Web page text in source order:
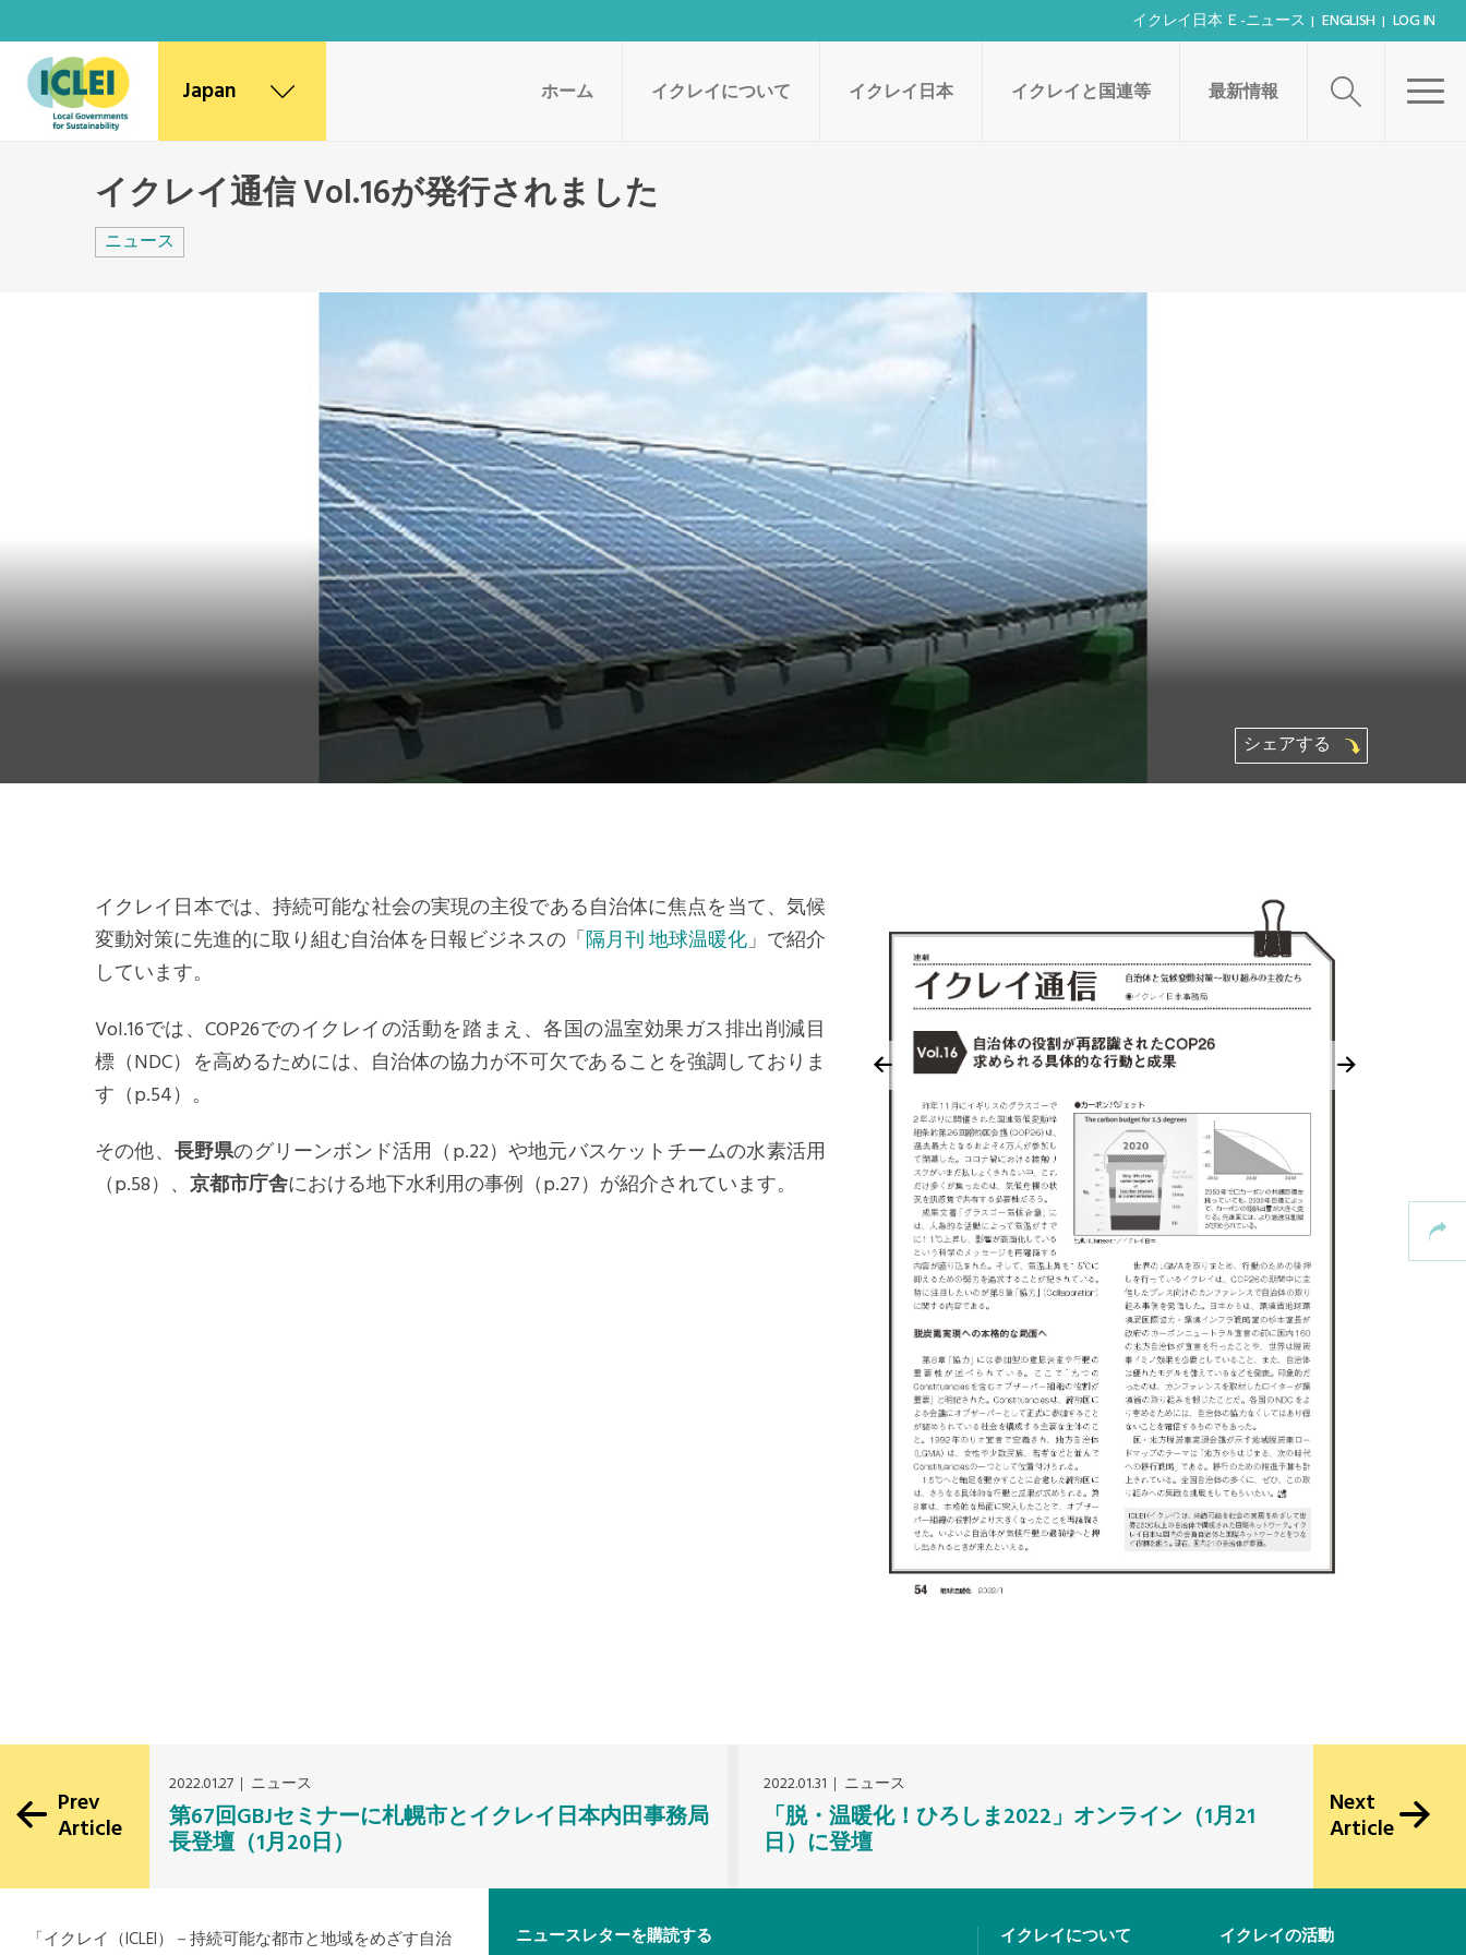
イクレイ日本 Ｅ-ニュース ENGLISH LOG IN
Japan
World Secretariat
Africa Secretariat
Canada Office
East Asia Secretariat
ホーム イクレイについて イクレイ日本 イクレイと国連等 最新情報
イクレイ通信 Vol.16が発行されました
ニュース
シェアする
イクレイ日本では、持続可能な社会の実現の主役である自治体に焦点を当て、気候
変動対策に先進的に取り組む自治体を日報ビジネスの「隔月刊 地球温暖化」で紹介
しています。
Vol.16では、COP26でのイクレイの活動を踏まえ、各国の温室効果ガス排出削減目
標（NDC）を高めるためには、自治体の協力が不可欠であることを強調しておりま
す（p.54）。
その他、 長野県のグリーンボンド活用（p.22）や地元バスケットチームの水素活用
（p.58）、 京都市庁舎における地下水利用の事例（p.27）が紹介されています。
Prev
Article
2022.01.27 ニュース
第67回GBJセミナーに札幌市とイクレイ日本内田事務局
長登壇（1月20日）
2022.01.31 ニュース
「脱・温暖化！ひろしま2022」オンライン（1月21
日）に登壇
Next
Article
「イクレイ（ICLEI）－持続可能な都市と地域をめざす自治
ニュースレターを購読する イクレイについて イクレイの活動